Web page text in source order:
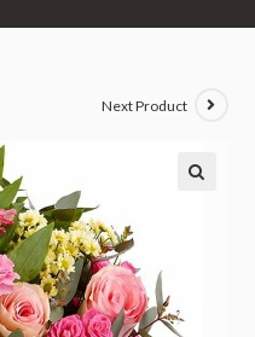
Next Product